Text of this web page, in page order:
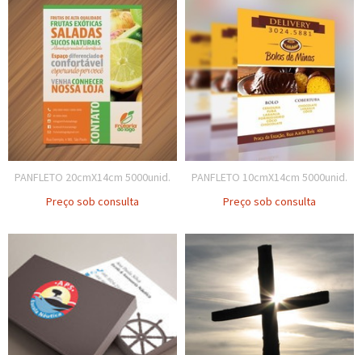
PANFLETO 20cmX14cm 5000unid.
Preço sob consulta
PANFLETO 10cmX14cm 5000unid.
Preço sob consulta